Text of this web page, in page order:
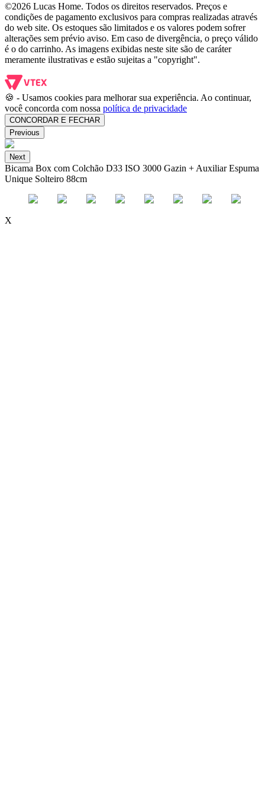
©2026 Lucas Home. Todos os direitos reservados. Preços e
condições de pagamento exclusivos para compras realizadas através
do web site. Os estoques são limitados e os valores podem sofrer
alterações sem prévio aviso. Em caso de divergência, o preço válido
é o do carrinho. As imagens exibidas neste site são de caráter
meramente ilustrativas e estão sujeitas a "copyright".
🍪 - Usamos cookies para melhorar sua experiência. Ao continuar,
você concorda com nossa política de privacidade
CONCORDAR E FECHAR
Previous
Next
Bicama Box com Colchão D33 ISO 3000 Gazin + Auxiliar Espuma
Unique Solteiro 88cm
X